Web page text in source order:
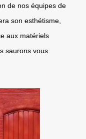
de nos équipes de
son esthétisme,
aux matériels
saurons vous